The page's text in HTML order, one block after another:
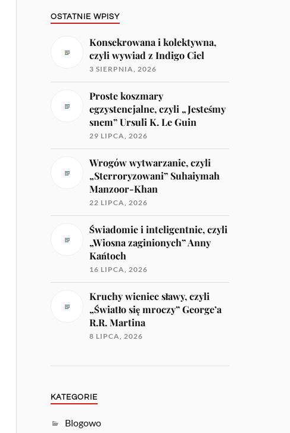
OSTATNIE WPISY
Konsekrowana i kolektywna,
czyli wywiad z Indigo Ciel
3 SIERPNIA, 2026
Proste koszmary
egzystencjalne, czyli „Jesteśmy
snem” Ursuli K. Le Guin
29 LIPCA, 2026
Wrogów wytwarzanie, czyli
„Sterroryzowani” Suhaiymah
Manzoor-Khan
22 LIPCA, 2026
Świadomie i inteligentnie, czyli
„Wiosna zaginionych” Anny
Kańtoch
16 LIPCA, 2026
Kruchy wieniec sławy, czyli
„Światło się mroczy” George’a
R.R. Martina
8 LIPCA, 2026
KATEGORIE
Blogowo